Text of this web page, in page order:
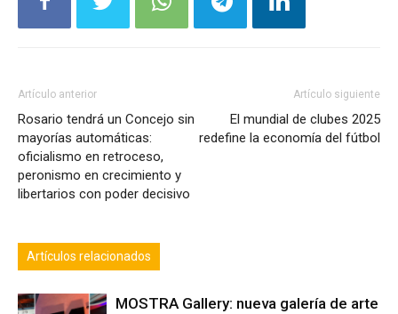
Artículo anterior
Rosario tendrá un Concejo sin
mayorías automáticas:
oficialismo en retroceso,
peronismo en crecimiento y
libertarios con poder decisivo
Artículo siguiente
El mundial de clubes 2025
redefine la economía del fútbol
Artículos relacionados
MOSTRA Gallery: nueva galería de arte